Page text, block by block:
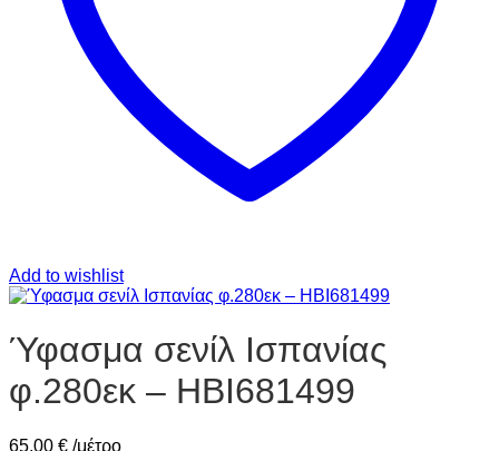
Add to wishlist
Ύφασμα σενίλ Ισπανίας
φ.280εκ – HBI681499
65,00 € /μέτρο